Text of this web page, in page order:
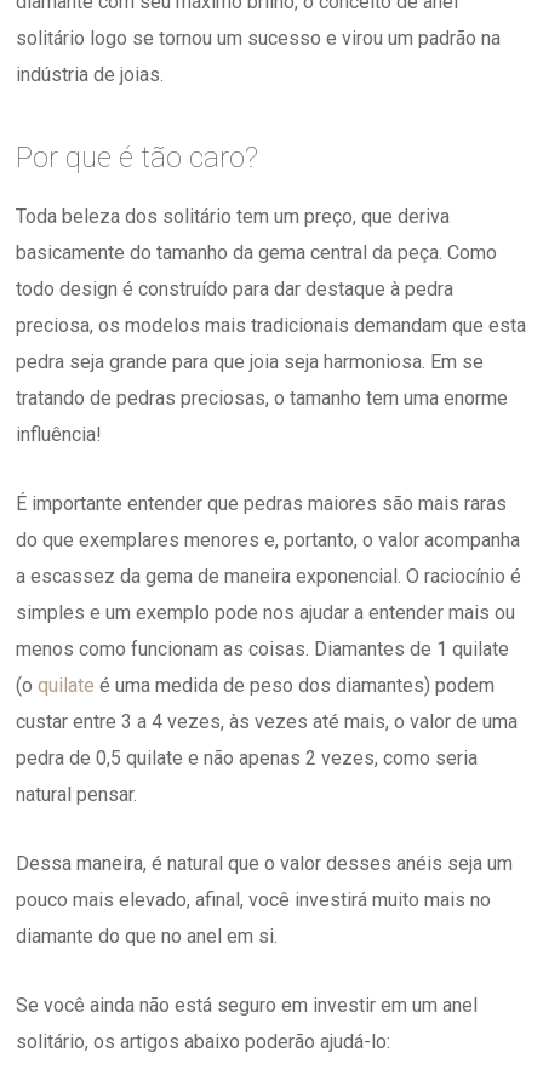
solitário logo se tornou um sucesso e virou um padrão na
indústria de joias.
Por que é tão caro?
Toda beleza dos solitário tem um preço, que deriva
basicamente do tamanho da gema central da peça. Como
todo design é construído para dar destaque à pedra
preciosa, os modelos mais tradicionais demandam que esta
pedra seja grande para que joia seja harmoniosa. Em se
tratando de pedras preciosas, o tamanho tem uma enorme
influência!
É importante entender que pedras maiores são mais raras
do que exemplares menores e, portanto, o valor acompanha
a escassez da gema de maneira exponencial. O raciocínio é
simples e um exemplo pode nos ajudar a entender mais ou
menos como funcionam as coisas. Diamantes de 1 quilate
(oquilate é uma medida de peso dos diamantes) podem
custar entre 3 a 4 vezes, às vezes até mais, o valor de uma
pedra de 0,5 quilate e não apenas 2 vezes, como seria
natural pensar.
Dessa maneira, é natural que o valor desses anéis seja um
pouco mais elevado, afinal, você investirá muito mais no
diamante do que no anel em si.
Se você ainda não está seguro em investir em um anel
solitário, os artigos abaixo poderão ajudá-lo: